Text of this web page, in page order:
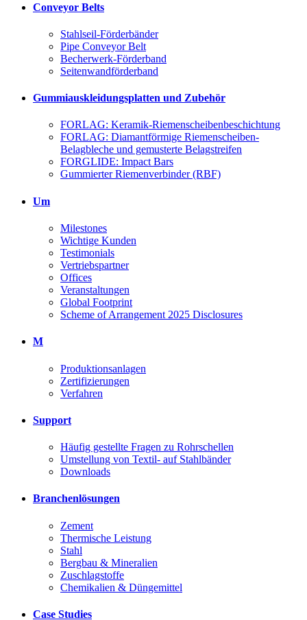
Conveyor Belts
Stahlseil-Förderbänder
Pipe Conveyor Belt
Becherwerk-Förderband
Seitenwandförderband
Gummiauskleidungsplatten und Zubehör
FORLAG: Keramik-Riemenscheibenbeschichtung
FORLAG: Diamantförmige Riemenscheiben-
Belagbleche und gemusterte Belagstreifen
FORGLIDE: Impact Bars
Gummierter Riemenverbinder (RBF)
Um
Milestones
Wichtige Kunden
Testimonials
Vertriebspartner
Offices
Veranstaltungen
Global Footprint
Scheme of Arrangement 2025 Disclosures
M
Produktionsanlagen
Zertifizierungen
Verfahren
Support
Häufig gestellte Fragen zu Rohrschellen
Umstellung von Textil- auf Stahlbänder
Downloads
Branchenlösungen
Zement
Thermische Leistung
Stahl
Bergbau & Mineralien
Zuschlagstoffe
Chemikalien & Düngemittel
Case Studies